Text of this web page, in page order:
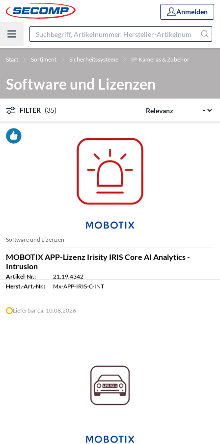
Anmelden
Start Sortiment Sicherheitssysteme IP-Kameras & Zubehör
Software und Lizenzen
FILTER (35)
Software und Lizenzen
MOBOTIX APP-Lizenz Irisity IRIS Core AI Analytics -
Intrusion
Artikel-Nr.:
21.19.4342
Herst.-Art.-Nr.:
Mx-APP-IRIS-C-INT
Lieferbar ca. 10.08.2026